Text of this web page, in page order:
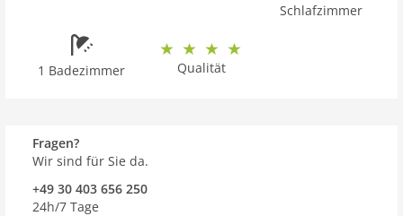
Schlafzimmer
1 Badezimmer Qualität
Fragen?
Wir sind für Sie da.
+49 30 403 656 250
24h/7 Tage